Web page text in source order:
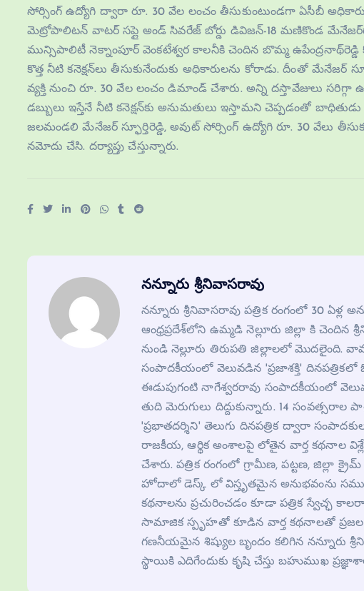
సోర్సింగ్‌ ఉద్యోగి ద్వారా రూ. 30 వేల లంచం తీసుకుంటుండగా ఏసీబీ
మెట్రోపాలిటన్‌ వాటర్‌ సప్లై అండ్‌ సివరేజ్‌ బోర్డు డివిజన్‌-18 మణికొండ మేనేజర్‌గా
మున్సిపాలిటీ నెక్నాంపూర్‌ వెంకటేశ్వర కాలనీకి చెందిన బొమ్మ ఉపేంద్రనాథ్‌రెడ్డి
కొత్త నీటి కనెక్షన్‌లు తీసుకునేందుకు అధికారులను కోరాడు. దీంతో మేనేజర్‌
వ్యక్తి నుంచి రూ. 30 వేల లంచం డిమాండ్‌ చేశారు. అన్ని దస్తావేజులు సరిగ్గా
డబ్బులు ఇస్తేనే నీటి కనెక్షన్‌కు అనుమతులు ఇస్తామని చెప్పడంతో
జలమండలి మేనేజర్‌ స్ఫూర్తిరెడ్డి, అవుట్‌ సోర్సింగ్‌ ఉద్యోగి రూ. 30 వేలు
నమోదు చేసి. దర్యాప్తు చేస్తున్నారు.
నన్నూరు శ్రీనివాసరావు
నన్నూరు శ్రీనివాసరావు పత్రిక రంగంలో 30 ఏళ్ల
ఆంధ్రప్రదేశ్‌లోని ఉమ్మడి నెల్లూరు జిల్లా కి చెందిన
నుండి నెల్లూరు తిరుపతి జిల్లాలలో మొదలైంది.
సంపాదకీయంలో వెలువడిన 'ప్రజాశక్తి'
ఈడుపుగంటి నాగేశ్వరరావు సంపాదకీయంలో
తుది మెరుగులు దిద్దుకున్నారు. 14
'ప్రభాతదర్శిని' తెలుగు దినపత్రిక ద్వారా
రాజకీయ, ఆర్థిక అంశాలపై లోతైన వార్త కథనాల
చేశారు. పత్రిక రంగంలో గ్రామీణ, పట్టణ, జిల్లా
హోదాలో డెస్క్ లో విస్తృతమైన అనుభవంను
కథనాలను ప్రచురించడం కూడా పత్రిక స్వేచ్ఛ
సామాజిక స్పృహతో కూడిన వార్త కథనాలతో ప్రజలకు
గణనీయమైన శిష్యుల బృందం కలిగిన నన్నూరు
స్థాయికి ఎదిగేందుకు కృషి చేస్తు బహుముఖ